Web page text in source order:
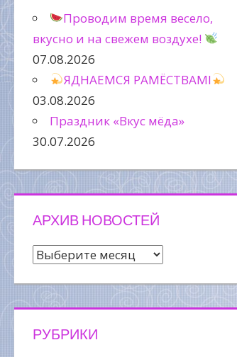
Проводим время весело,
вкусно и на свежем воздухе!
07.08.2026
ЯДНАЕМСЯ РАМЁСТВАМІ
03.08.2026
Праздник «Вкус мёда»
30.07.2026
АРХИВ НОВОСТЕЙ
Архив
РУБРИКИ